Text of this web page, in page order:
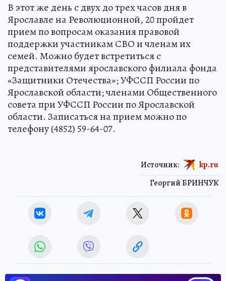
В этот же день с двух до трех часов дня в
Ярославле на Революционной, 20 пройдет
прием по вопросам оказания правовой
поддержки участникам СВО и членам их
семей. Можно будет встретиться с
представителями ярославского филиала фонда
«Защитники Отечества»; УФССП России по
Ярославской области; членами Общественного
совета при УФССП России по Ярославской
области. Записаться на прием можно по
телефону (4852) 59-64-07.
Георгий БРИНЧУК
Источник: kp.ru